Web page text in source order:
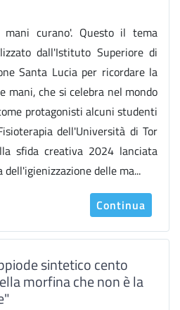
curano'. Questo il tema
dall'Istituto Superiore di
Santa Lucia per ricordare la
mani, che si celebra nel mondo
protagonisti alcuni studenti
dell'Università di Tor
sfida creativa 2024 lanciata
delle ma...
Continua
sintetico cento
morfina che non è la